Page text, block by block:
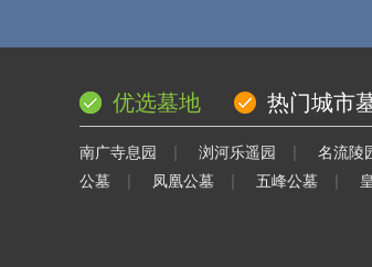
优选墓地 热门城市
南广寺息园 | 浏河乐遥园 | 名流陵
公墓
| 凤凰公墓 | 五峰公墓 |